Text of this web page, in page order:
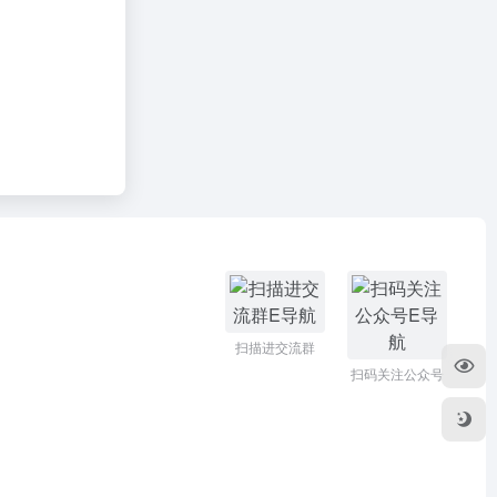
扫描进交流群
扫码关注公众号